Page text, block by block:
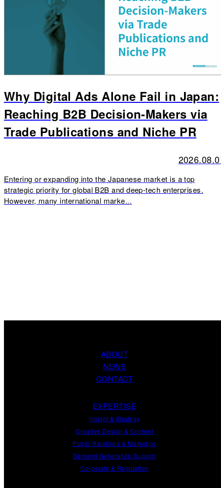
Why Digital Ads Alone Fail in Japan:
Reaching B2B Decision-Makers via
Trade Publications and Niche PR
Entering or expanding into the Japanese market is a top
strategic priority for global B2B and deep-tech enterprises.
However, many international marke...
ABOUT
NEWS
CONTACT
EXPERTISE
Insight & Strategy
Creative Design & Content
Public Relations & Marketing
Demand Generation Support
Corporate & Reputation